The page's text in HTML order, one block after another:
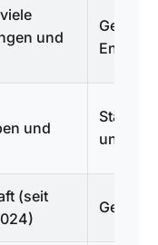
und
und
und
(seit